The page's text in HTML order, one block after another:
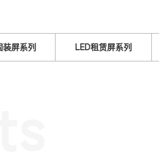
装屏系列 LED租赁屏系列